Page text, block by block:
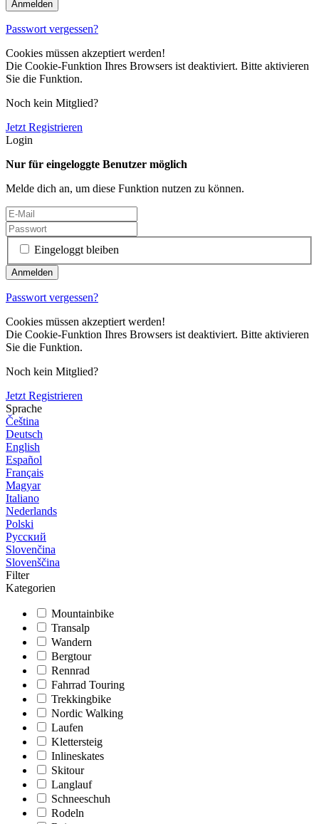
Passwort vergessen?
Cookies müssen akzeptiert werden!
Die Cookie-Funktion Ihres Browsers ist deaktiviert. Bitte aktivieren
Sie die Funktion.
Noch kein Mitglied?
Jetzt Registrieren
Login
Nur für eingeloggte Benutzer möglich
Melde dich an, um diese Funktion nutzen zu können.
Eingeloggt bleiben
Passwort vergessen?
Cookies müssen akzeptiert werden!
Die Cookie-Funktion Ihres Browsers ist deaktiviert. Bitte aktivieren
Sie die Funktion.
Noch kein Mitglied?
Jetzt Registrieren
Sprache
Čeština
Deutsch
English
Español
Français
Magyar
Italiano
Nederlands
Polski
Русский
Slovenčina
Slovenščina
Filter
Kategorien
Mountainbike
Transalp
Wandern
Bergtour
Rennrad
Fahrrad Touring
Trekkingbike
Nordic Walking
Laufen
Klettersteig
Inlineskates
Skitour
Langlauf
Schneeschuh
Rodeln